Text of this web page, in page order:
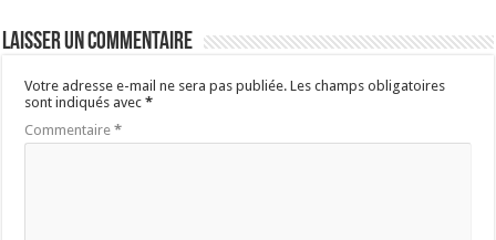
Laisser un commentaire
Votre adresse e-mail ne sera pas publiée. Les champs obligatoires
sont indiqués avec*
Commentaire*